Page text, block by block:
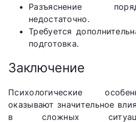
Разъяснение
недостаточно.
Требуется
подготовка.
Заключение
Психологические
оказывают значительное
в сложных